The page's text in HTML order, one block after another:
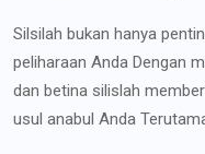
Silsilah bukan hanya
peliharaan Anda Dengan
dan betina silislah
usul anabul Anda